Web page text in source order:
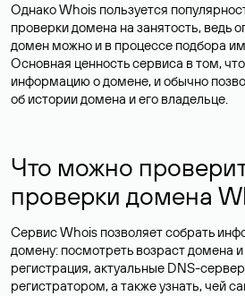
Однако Whois пользуется
проверки домена на занятость, ведь
домен можно и в процессе подбора
Основная ценность сервиса в том,
информацию о домене, и обычно
об истории домена и его владельце.
Что можно
проверки домена
Сервис Whois позволяет собрать
домену: посмотреть возраст домена
регистрация, актуальные DNS-
регистратором, а также узнать, чей